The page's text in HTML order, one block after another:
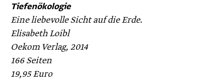
Tiefenökologie
Eine liebevolle Sicht auf die Erde.
Elisabeth Loibl
Oekom Verlag, 2014
166 Seiten
19,95 Euro